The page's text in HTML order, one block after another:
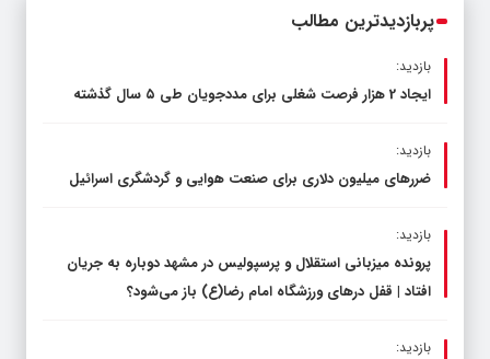
پربازدیدترین مطالب
بازدید:
ایجاد 2 هزار فرصت شغلی برای مددجویان طی ۵ سال گذشته
بازدید:
ضررهای میلیون دلاری برای صنعت هوایی و گردشگری اسرائیل
بازدید:
پرونده میزبانی استقلال و پرسپولیس در مشهد دوباره به جریان
افتاد | قفل در‌های ورزشگاه امام رضا(ع) باز می‌شود؟
بازدید: